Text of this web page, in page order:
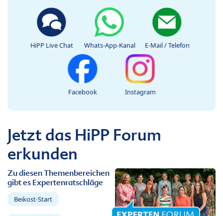
HiPP Live Chat Whats-App-Kanal E-Mail / Telefon
Facebook Instagram
Jetzt das HiPP Forum
erkunden
Zu diesen Themenbereichen
gibt es Expertenratschläge
Beikost-Start